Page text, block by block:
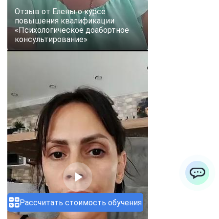
Рассчитать стоимость обучения
Отзыв от Елены о курсе
повышения квалификации
«Психологическое доабортное
консультирование»
ChatApp